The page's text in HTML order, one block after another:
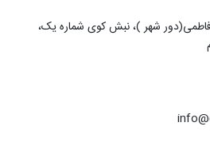
شهر )، نبش کوی شماره یک،